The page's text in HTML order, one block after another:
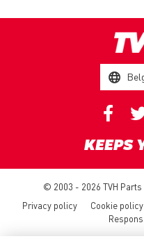
KEEPS
© 2003 - 2026 TVH
Privacy policy
Cookie policy